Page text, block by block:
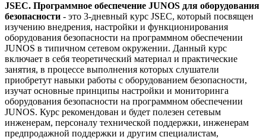
JSEC. Программное обеспечение JUNOS для оборудования
безопасности - это 3-дневный курс JSEC, который посвящен
изучению внедрения, настройки и функционирования
оборудования безопасности на программном обеспечении
JUNOS в типичном сетевом окружении. Данный курс
включает в себя теоретический материал и практические
занятия, в процессе выполнения которых слушатели
приобретут навыки работы с оборудованием безопасности,
изучат основные принципы настройки и мониторинга
оборудования безопасности на программном обеспечении
JUNOS. Курс рекомендован и будет полезен сетевым
инженерам, персоналу технической поддержки, инженерам
предпродажной поддержки и другим специалистам,